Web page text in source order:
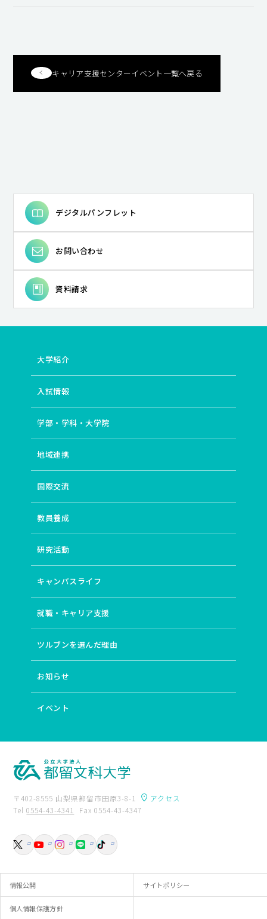
入試資料請求
お問い合わせ
キャリア支援センターイベント一覧へ戻る
デジタルパンフレット
お問い合わせ
資料請求
大学紹介
入試情報
学部・学科・大学院
地域連携
国際交流
教員養成
研究活動
キャンパスライフ
就職・キャリア支援
ツルブンを選んだ理由
お知らせ
イベント
〒402-8555 山梨県都留市田原3-8-1
アクセス
Tel0554-43-4341 Fax 0554-43-4347
情報公開 サイトポリシー
個人情報保護方針